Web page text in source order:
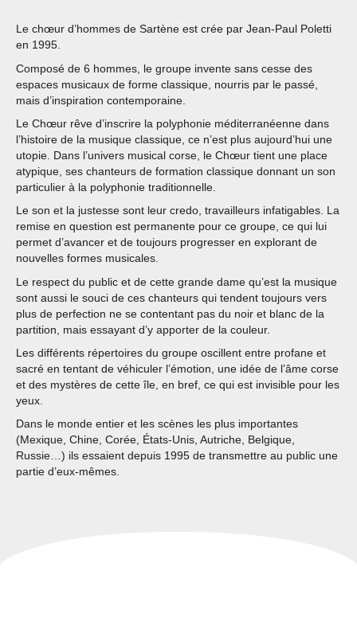
Le chœur d’hommes de Sartène est crée par Jean-Paul Poletti
en 1995.
Composé de 6 hommes, le groupe invente sans cesse des
espaces musicaux de forme classique, nourris par le passé,
mais d’inspiration contemporaine.
Le Chœur rêve d’inscrire la polyphonie méditerranéenne dans
l’histoire de la musique classique, ce n’est plus aujourd’hui une
utopie. Dans l’univers musical corse, le Chœur tient une place
atypique, ses chanteurs de formation classique donnant un son
particulier à la polyphonie traditionnelle.
Le son et la justesse sont leur credo, travailleurs infatigables. La
remise en question est permanente pour ce groupe, ce qui lui
permet d’avancer et de toujours progresser en explorant de
nouvelles formes musicales.
Le respect du public et de cette grande dame qu’est la musique
sont aussi le souci de ces chanteurs qui tendent toujours vers
plus de perfection ne se contentant pas du noir et blanc de la
partition, mais essayant d’y apporter de la couleur.
Les différents répertoires du groupe oscillent entre profane et
sacré en tentant de véhiculer l’émotion, une idée de l’âme corse
et des mystères de cette île, en bref, ce qui est invisible pour les
yeux.
Dans le monde entier et les scènes les plus importantes
(Mexique, Chine, Corée, États-Unis, Autriche, Belgique,
Russie…) ils essaient depuis 1995 de transmettre au public une
partie d’eux-mêmes.